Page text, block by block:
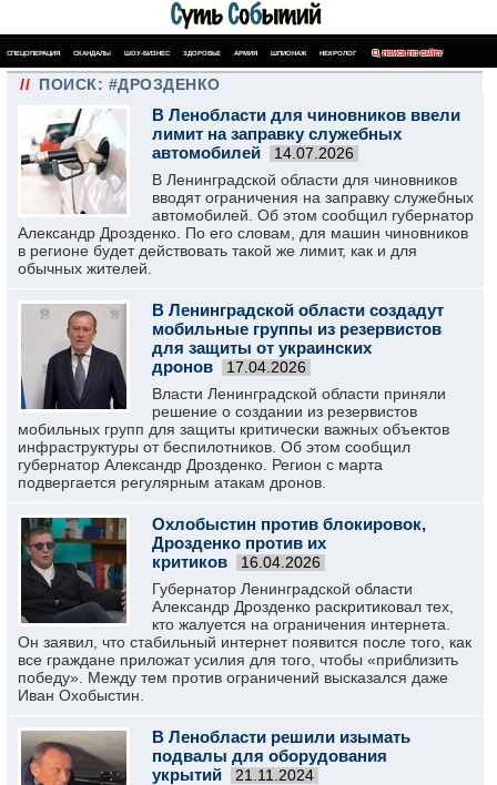
СПЕЦОПЕРАЦИЯ СКАНДАЛЫ ШОУ-БИЗНЕС ЗДОРОВЬЕ АРМИЯ ШПИОНАЖ НЕКРОЛОГ ПОИСК ПО САЙТУ
// ПОИСК: #ДРОЗДЕНКО
В Ленобласти для чиновников ввели
лимит на заправку служебных
автомобилей
14.07.2026
В Ленинградской области для чиновников
вводят ограничения на заправку служебных
автомобилей. Об этом сообщил губернатор
Александр Дрозденко. По его словам, для машин чиновников
в регионе будет действовать такой же лимит, как и для
обычных жителей.
В Ленинградской области создадут
мобильные группы из резервистов
для защиты от украинских
дронов
17.04.2026
Власти Ленинградской области приняли
решение о создании из резервистов
мобильных групп для защиты критически важных объектов
инфраструктуры от беспилотников. Об этом сообщил
губернатор Александр Дрозденко. Регион с марта
подвергается регулярным атакам дронов.
Охлобыстин против блокировок,
Дрозденко против их
критиков
16.04.2026
Губернатор Ленинградской области
Александр Дрозденко раскритиковал тех,
кто жалуется на ограничения интернета.
Он заявил, что стабильный интернет появится после того, как
все граждане приложат усилия для того, чтобы «приблизить
победу». Между тем против ограничений высказался даже
Иван Охобыстин.
В Ленобласти решили изымать
подвалы для оборудования
укрытий
21.11.2024